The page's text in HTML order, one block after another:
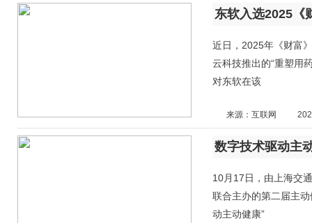
东软入选2025《
近日，2025年《财富
云科技推出的“重塑用
对东软在该
来源：互联网
数字技术驱动主
10月17日，由上海交
联合主办的第二届主
动主动健康”